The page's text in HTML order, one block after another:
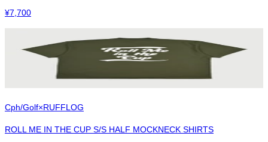
¥7,700
Cph/Golf×RUFFLOG
ROLL ME IN THE CUP S/S HALF MOCKNECK SHIRTS